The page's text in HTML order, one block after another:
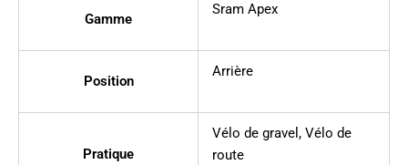
Gamme
Sram Apex
Position
Arrière
Pratique
Vélo de gravel , Vélo de
route